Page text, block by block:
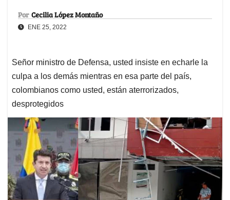
Por Cecilia López Montaño
ENE 25, 2022
Señor ministro de Defensa, usted insiste en echarle la
culpa a los demás mientras en esa parte del país,
colombianos como usted, están aterrorizados,
desprotegidos